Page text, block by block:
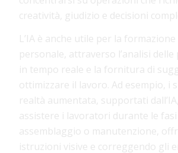
creatività, giudizio e decisioni
L’IA è anche utile per la formazione
personale, attraverso l’analisi
in tempo reale e la fornitura di
ottimizzare il lavoro. Ad esempio, i
realtà aumentata, supportati
assistere i lavoratori durante le fasi
assemblaggio o manutenzione,
istruzioni visive e correggendo gli